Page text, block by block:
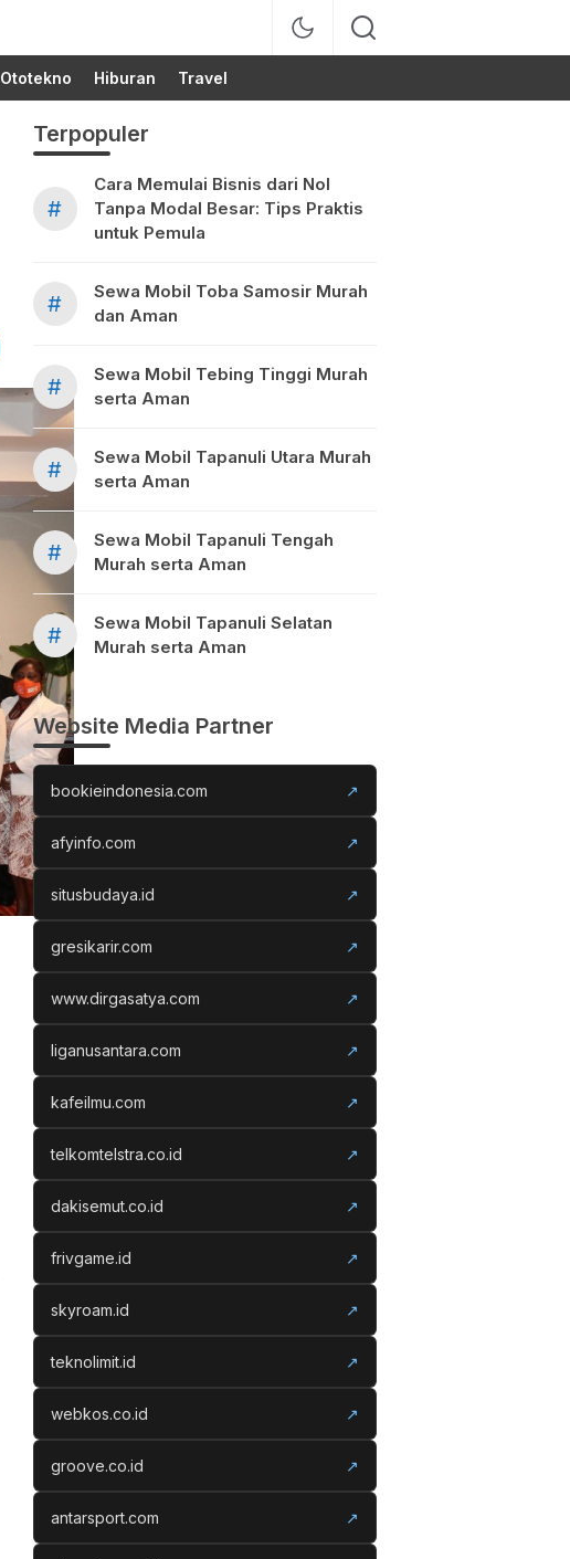
Ototekno Hiburan Travel
Terpopuler
#
Cara Memulai Bisnis dari Nol
Tanpa Modal Besar: Tips Praktis
untuk Pemula
#
Sewa Mobil Toba Samosir Murah
dan Aman
#
Sewa Mobil Tebing Tinggi Murah
serta Aman
#
Sewa Mobil Tapanuli Utara Murah
serta Aman
#
Sewa Mobil Tapanuli Tengah
Murah serta Aman
#
Sewa Mobil Tapanuli Selatan
Murah serta Aman
Website Media Partner
bookieindonesia.com ↗
afyinfo.com ↗
situsbudaya.id ↗
gresikarir.com ↗
www.dirgasatya.com ↗
liganusantara.com ↗
kafeilmu.com ↗
telkomtelstra.co.id ↗
dakisemut.co.id ↗
frivgame.id ↗
skyroam.id ↗
teknolimit.id ↗
webkos.co.id ↗
groove.co.id ↗
antarsport.com ↗